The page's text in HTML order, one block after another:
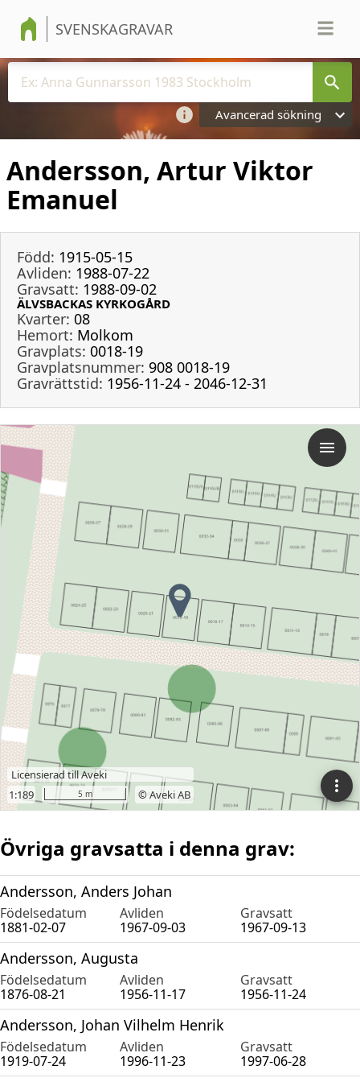
SVENSKAGRAVAR
Avancerad sökning
Andersson, Artur Viktor
Emanuel
Född: 1915-05-15
Avliden: 1988-07-22
Gravsatt: 1988-09-02
ÄLVSBACKAS KYRKOGÅRD
Kvarter: 08
Hemort: Molkom
Gravplats: 0018-19
Gravplatsnummer: 908 0018-19
Gravrättstid: 1956-11-24 - 2046-12-31
Övriga gravsatta i denna grav:
Andersson, Anders Johan
Födelsedatum Avliden
Gravsatt
1881-02-07
1967-09-03 1967-09-13
Andersson, Augusta
Födelsedatum Avliden
Gravsatt
1876-08-21
1956-11-17 1956-11-24
Andersson, Johan Vilhelm Henrik
Födelsedatum Avliden
Gravsatt
1919-07-24
1996-11-23 1997-06-28